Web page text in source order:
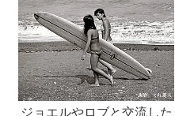
ジョエルやロブと交流した